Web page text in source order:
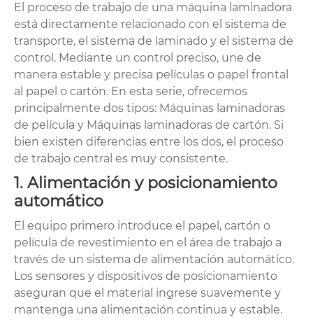
El proceso de trabajo de una máquina laminadora
está directamente relacionado con el sistema de
transporte, el sistema de laminado y el sistema de
control. Mediante un control preciso, une de
manera estable y precisa películas o papel frontal
al papel o cartón. En esta serie, ofrecemos
principalmente dos tipos: Máquinas laminadoras
de película y Máquinas laminadoras de cartón. Si
bien existen diferencias entre los dos, el proceso
de trabajo central es muy consistente.
1. Alimentación y posicionamiento
automático
El equipo primero introduce el papel, cartón o
película de revestimiento en el área de trabajo a
través de un sistema de alimentación automático.
Los sensores y dispositivos de posicionamiento
aseguran que el material ingrese suavemente y
mantenga una alimentación continua y estable.